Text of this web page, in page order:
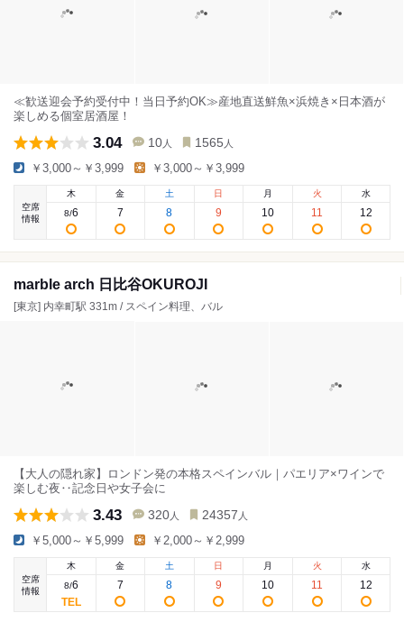
≪歓送迎会予約受付中！当日予約OK≫産地直送鮮魚×浜焼き×日本酒が
楽しめる個室居酒屋！
3.04 10 人 1565 人
￥3,000～￥3,999 ￥3,000～￥3,999
空席
情報
木
8/6
金
7
土
8
日
9
月
10
火
11
水
12
marble arch 日比谷OKUROJI
[東京] 内幸町駅 331m / スペイン料理、バル
【大人の隠れ家】ロンドン発の本格スペインバル｜パエリア×ワインで
楽しむ夜‥記念日や女子会に
3.43 320 人 24357 人
￥5,000～￥5,999 ￥2,000～￥2,999
空席
情報
木
8/6
金
7
土
8
日
9
月
10
火
11
水
12